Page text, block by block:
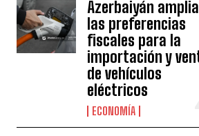
Azerbaiyán
las preferencias
fiscales para la
importación y
de vehículos
eléctricos
ECONOMÍA